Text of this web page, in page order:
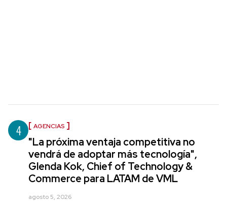
4 AGENCIAS
"La próxima ventaja competitiva no
vendrá de adoptar más tecnología",
Glenda Kok, Chief of Technology &
Commerce para LATAM de VML
agosto 5, 2026